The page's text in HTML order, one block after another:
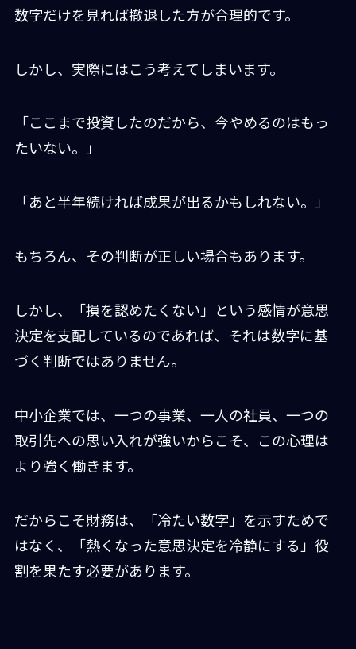
数字だけを見れば撤退した方が合理的です。
しかし、実際にはこう考えてしまいます。
「ここまで投資したのだから、今やめるのはもっ
たいない。」
「あと半年続ければ成果が出るかもしれない。」
もちろん、その判断が正しい場合もあります。
しかし、「損を認めたくない」という感情が意思
決定を支配しているのであれば、それは数字に基
づく判断ではありません。
中小企業では、一つの事業、一人の社員、一つの
取引先への思い入れが強いからこそ、この心理は
より強く働きます。
だからこそ財務は、「冷たい数字」を示すためで
はなく、「熱くなった意思決定を冷静にする」役
割を果たす必要があります。